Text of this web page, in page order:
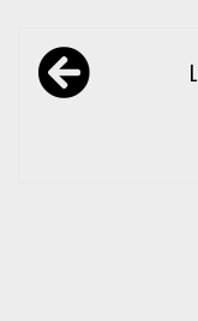
Navegación
de